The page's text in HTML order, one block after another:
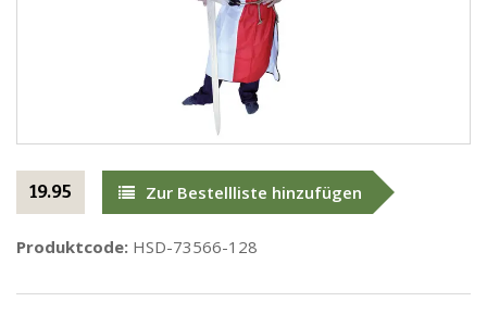
19.95 Zur Bestellliste hinzufügen
Produktcode: HSD-73566-128